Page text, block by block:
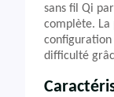
sans fil Qi
complète.
configuration
difficulté